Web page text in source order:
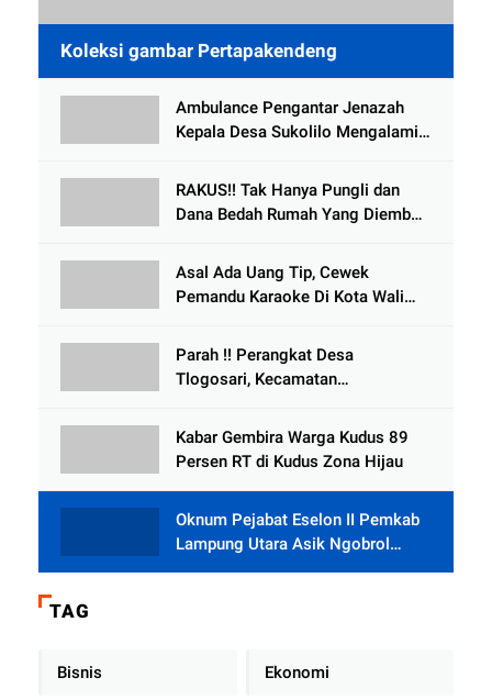
Koleksi gambar Pertapakendeng
Ambulance Pengantar Jenazah
Kepala Desa Sukolilo Mengalami
Meninggal Dunia
RAKUS!! Tak Hanya Pungli dan
Dana Bedah Rumah Yang Diembat,
Tlogowungu, di Duga
Selewengkan Bantuan Mushola
Asal Ada Uang Tip, Cewek
Pemandu Karaoke Di Kota Wali
Parah !! Perangkat Desa
Tlogosari, Kecamatan
Rumah dari BAZNAS
Kabar Gembira Warga Kudus 89
Persen RT di Kudus Zona Hijau
Oknum Pejabat Eselon II Pemkab
Lampung Utara Asik Ngobrol
Dengan Teman Kencan Wanitanya
TAG
Bisnis Ekonomi